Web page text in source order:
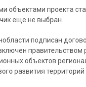
объектами проекта
еще не выбран.
подписан
правительством
объектов
развития